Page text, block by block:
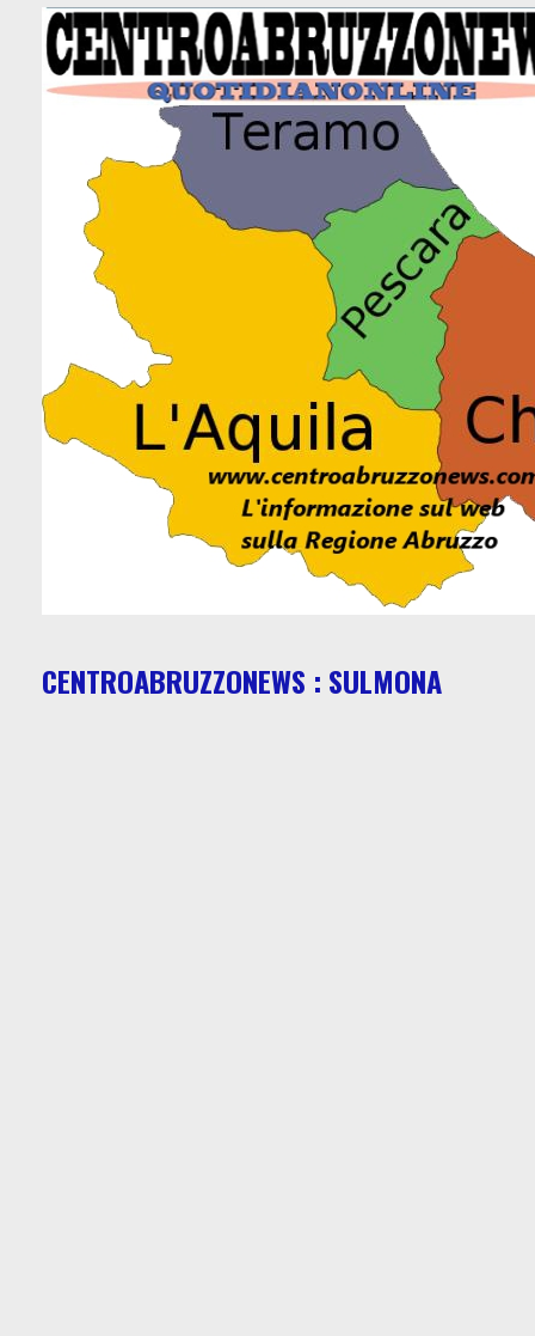
CENTROABRUZZONEWS : SULMONA